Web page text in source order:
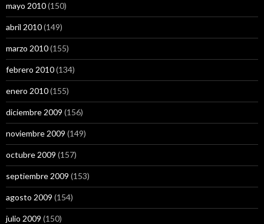
mayo 2010(150)
abril 2010(149)
marzo 2010(155)
febrero 2010(134)
enero 2010(155)
diciembre 2009 (156)
noviembre 2009 (149)
octubre 2009 (157)
septiembre 2009 (153)
agosto 2009 (154)
julio 2009 (150)